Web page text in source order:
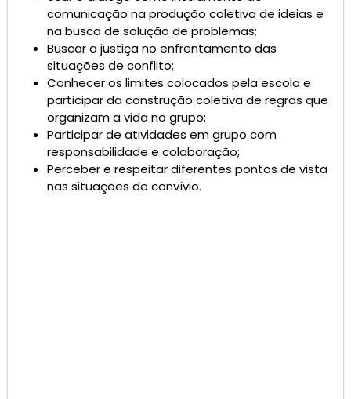
comunicação na produção coletiva de ideias e
na busca de solução de problemas;
Buscar a justiça no enfrentamento das
situações de conflito;
Conhecer os limites colocados pela escola e
participar da construção coletiva de regras que
organizam a vida no grupo;
Participar de atividades em grupo com
responsabilidade e colaboração;
Perceber e respeitar diferentes pontos de vista
nas situações de convívio.